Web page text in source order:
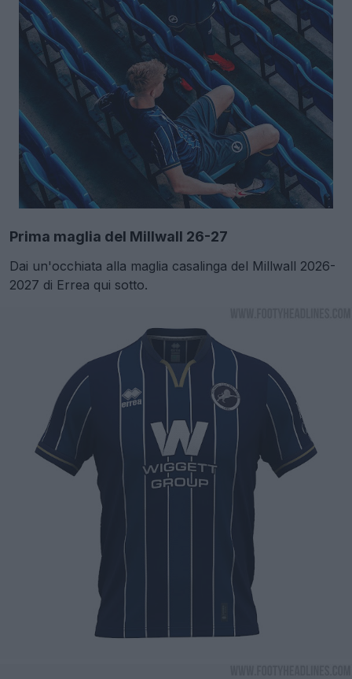
Prima maglia del Millwall 26-27
Dai un'occhiata alla maglia casalinga del Millwall 2026-
2027 di Errea qui sotto.